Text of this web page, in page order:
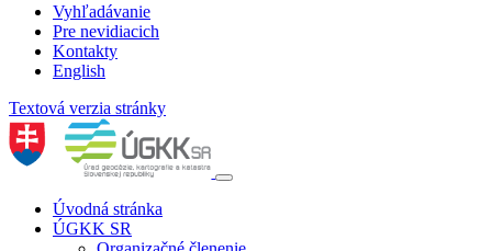
Vyhľadávanie
Pre nevidiacich
Kontakty
English
Textová verzia stránky
Úvodná stránka
ÚGKK SR